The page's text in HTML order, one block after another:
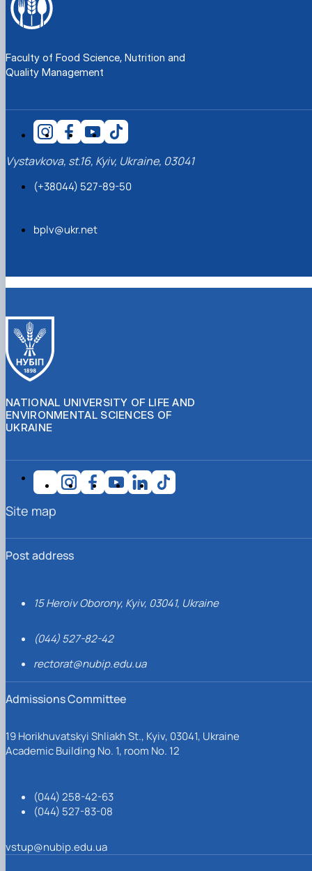
Faculty of Food Science, Nutrition and
Quality Management
Vystavkova, st.16, Kyiv, Ukraine, 03041
(+38044) 527-89-50
bplv@ukr.net
NATIONAL UNIVERSITY OF LIFE AND
ENVIRONMENTAL SCIENCES OF
UKRAINE
Post address
15 Heroiv Oborony, Kyiv, 03041, Ukraine
(044) 527-82-42
rectorat@nubip.edu.ua
Admissions Committee
19 Horikhuvatskyi Shliakh St., Kyiv, 03041, Ukraine
Academic Building No. 1, room No. 12
(044) 258-42-63
(044) 527-83-08
vstup@nubip.edu.ua
Site map